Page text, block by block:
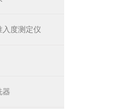
入度测定仪
器